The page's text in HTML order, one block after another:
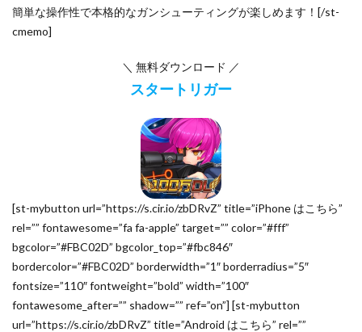
簡単な操作性で本格的なガンシューティングが楽しめます！[/st-
cmemo]
＼ 無料ダウンロード ／
スタートリガー
[st-mybutton url=”https://s.cir.io/zbDRvZ” title=”iPhone はこちら”
rel=”” fontawesome=”fa fa-apple” target=”” color=”#fff”
bgcolor=”#FBC02D” bgcolor_top=”#fbc846″
bordercolor=”#FBC02D” borderwidth=”1″ borderradius=”5″
fontsize=”110″ fontweight=”bold” width=”100″
fontawesome_after=”” shadow=”” ref=”on”] [st-mybutton
url=”https://s.cir.io/zbDRvZ” title=”Android はこちら” rel=””